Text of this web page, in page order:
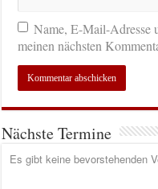
Name, E-Mail-Adresse
meinen nächsten
Nächste Termine
Es gibt keine bevorstehenden